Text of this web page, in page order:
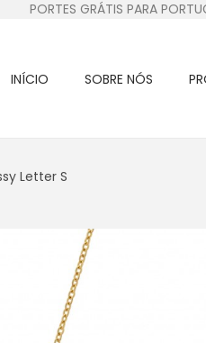
PORTES GRÁTIS PARA
INÍCIO SOBRE NÓS
Letter S